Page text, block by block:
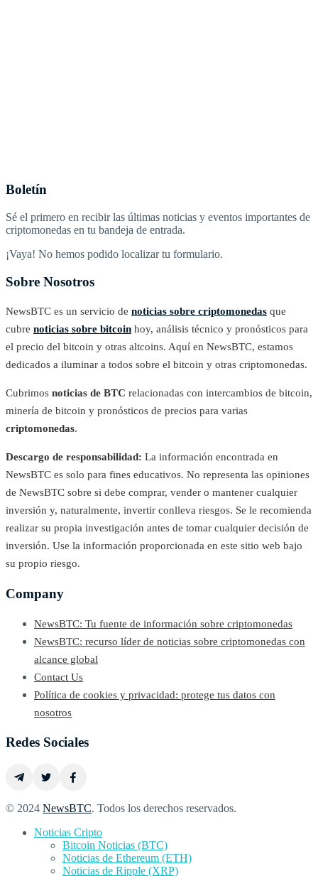
Boletín
Sé el primero en recibir las últimas noticias y eventos importantes de
criptomonedas en tu bandeja de entrada.
¡Vaya! No hemos podido localizar tu formulario.
Sobre Nosotros
NewsBTC es un servicio de noticias sobre criptomonedas que
cubre noticias sobre bitcoin hoy, análisis técnico y pronósticos para
el precio del bitcoin y otras altcoins. Aquí en NewsBTC, estamos
dedicados a iluminar a todos sobre el bitcoin y otras criptomonedas.
Cubrimos noticias de BTC relacionadas con intercambios de bitcoin,
minería de bitcoin y pronósticos de precios para varias
criptomonedas.
Descargo de responsabilidad: La información encontrada en
NewsBTC es solo para fines educativos. No representa las opiniones
de NewsBTC sobre si debe comprar, vender o mantener cualquier
inversión y, naturalmente, invertir conlleva riesgos. Se le recomienda
realizar su propia investigación antes de tomar cualquier decisión de
inversión. Use la información proporcionada en este sitio web bajo
su propio riesgo.
Company
NewsBTC: Tu fuente de información sobre criptomonedas
NewsBTC: recurso líder de noticias sobre criptomonedas con
alcance global
Contact Us
Política de cookies y privacidad: protege tus datos con
nosotros
Redes Sociales
© 2024 NewsBTC. Todos los derechos reservados.
Noticias Cripto
Bitcoin Noticias (BTC)
Noticias de Ethereum (ETH)
Noticias de Ripple (XRP)